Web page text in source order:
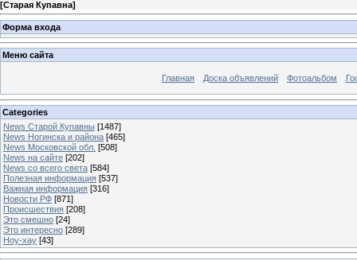
[Старая Купавна]
Форма входа
Меню сайта
Главная Доска объявлений Фотоальбом
Categories
News Старой Купавны [1487]
News Ногинска и района [465]
News Московской обл. [508]
News на сайте [202]
News со всего света [584]
Полезная информация [537]
Важная информация [316]
Новости РФ [871]
Происшествия [208]
Это смешно [24]
Это интересно [289]
Ноу-хау [43]